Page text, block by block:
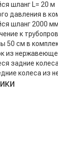
шланг L= 20 м
давления в
шланг 2000
к
50 см в
из
задние
колеса из